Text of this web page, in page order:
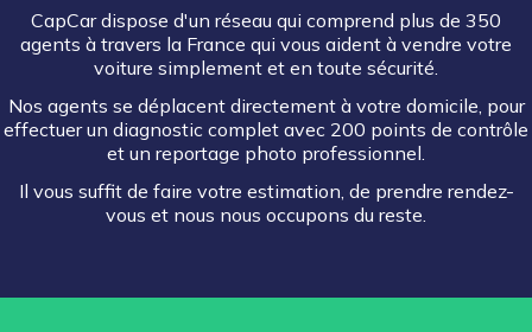
CapCar dispose d'un réseau qui comprend plus de 350
agents à travers la France qui vous aident à vendre votre
voiture simplement et en toute sécurité.
Nos agents se déplacent directement à votre domicile, pour
effectuer un diagnostic complet avec 200 points de contrôle
et un reportage photo professionnel.
Il vous suffit de faire votre estimation, de prendre rendez-
vous et nous nous occupons du reste.